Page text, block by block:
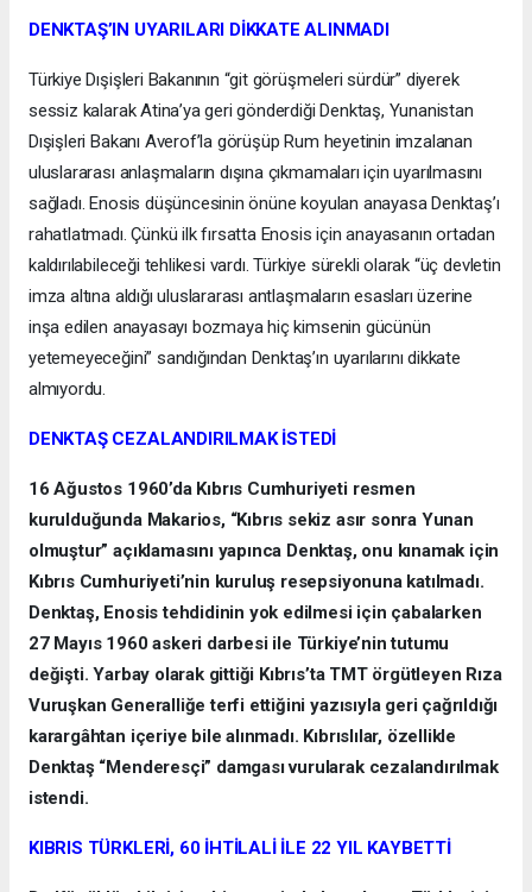
DENKTAŞ’IN UYARILARI DİKKATE ALINMADI
Türkiye Dışişleri Bakanının “git görüşmeleri sürdür” diyerek
sessiz kalarak Atina’ya geri gönderdiği Denktaş, Yunanistan
Dışişleri Bakanı Averof’la görüşüp Rum heyetinin imzalanan
uluslararası anlaşmaların dışına çıkmamaları için uyarılmasını
sağladı. Enosis düşüncesinin önüne koyulan anayasa Denktaş’ı
rahatlatmadı. Çünkü ilk fırsatta Enosis için anayasanın ortadan
kaldırılabileceği tehlikesi vardı. Türkiye sürekli olarak “üç devletin
imza altına aldığı uluslararası antlaşmaların esasları üzerine
inşa edilen anayasayı bozmaya hiç kimsenin gücünün
yetemeyeceğini” sandığından Denktaş’ın uyarılarını dikkate
almıyordu.
DENKTAŞ CEZALANDIRILMAK İSTEDİ
16 Ağustos 1960’da Kıbrıs Cumhuriyeti resmen
kurulduğunda Makarios, “Kıbrıs sekiz asır sonra Yunan
olmuştur” açıklamasını yapınca Denktaş, onu kınamak için
Kıbrıs Cumhuriyeti’nin kuruluş resepsiyonuna katılmadı.
Denktaş, Enosis tehdidinin yok edilmesi için çabalarken
27 Mayıs 1960 askeri darbesi ile Türkiye’nin tutumu
değişti. Yarbay olarak gittiği Kıbrıs’ta TMT örgütleyen Rıza
Vuruşkan Generalliğe terfi ettiğini yazısıyla geri çağrıldığı
karargâhtan içeriye bile alınmadı. Kıbrıslılar, özellikle
Denktaş “Menderesçi” damgası vurularak cezalandırılmak
istendi.
KIBRIS TÜRKLERİ, 60 İHTİLALİ İLE 22 YIL KAYBETTİ